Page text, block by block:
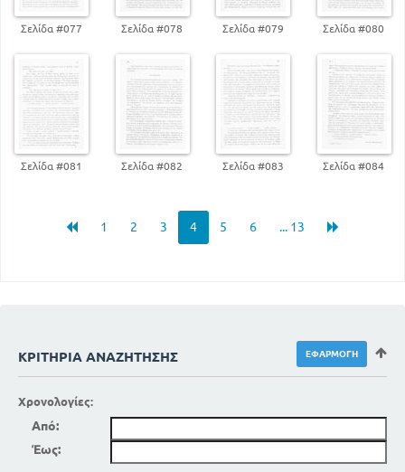
Σελίδα #077 Σελίδα #078 Σελίδα #079 Σελίδα #080
Σελίδα #081 Σελίδα #082 Σελίδα #083 Σελίδα #084
1 2 3 4 5 6 ... 13
ΚΡΙΤΉΡΙΑ ΑΝΑΖΉΤΗΣΗΣ
Χρονολογίες:
Από:
Έως: